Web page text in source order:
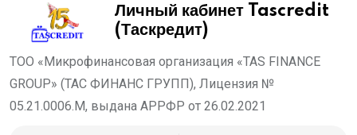
Личный кабинет Tascredit
(Таскредит)
ТОО «Микрофинансовая организация «TAS FINANCE
GROUP» (ТАС ФИНАНС ГРУПП), Лицензия №
05.21.0006.М, выдана АРРФР от 26.02.2021